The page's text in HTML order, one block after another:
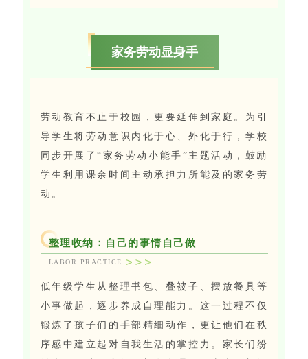
家务劳动显身手
劳动教育不止于校园，更要延伸到家庭。为引
导学生将劳动意识内化于心、外化于行，学校
同步开展了“家务劳动小能手”主题活动，鼓励
学生利用课余时间主动承担力所能及的家务劳
动。
整理收纳：自己的事情自己做
LABOR PRACTICE
低年级学生从整理书包、叠被子、摆放餐具等
小事做起，逐步养成自理能力。这一过程不仅
锻炼了孩子们的手部精细动作，更让他们在秩
序感中建立起对自我生活的掌控力。家长们纷